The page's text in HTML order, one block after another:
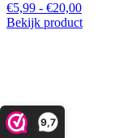
9,7
€5,99 - €20,00
Bekijk product